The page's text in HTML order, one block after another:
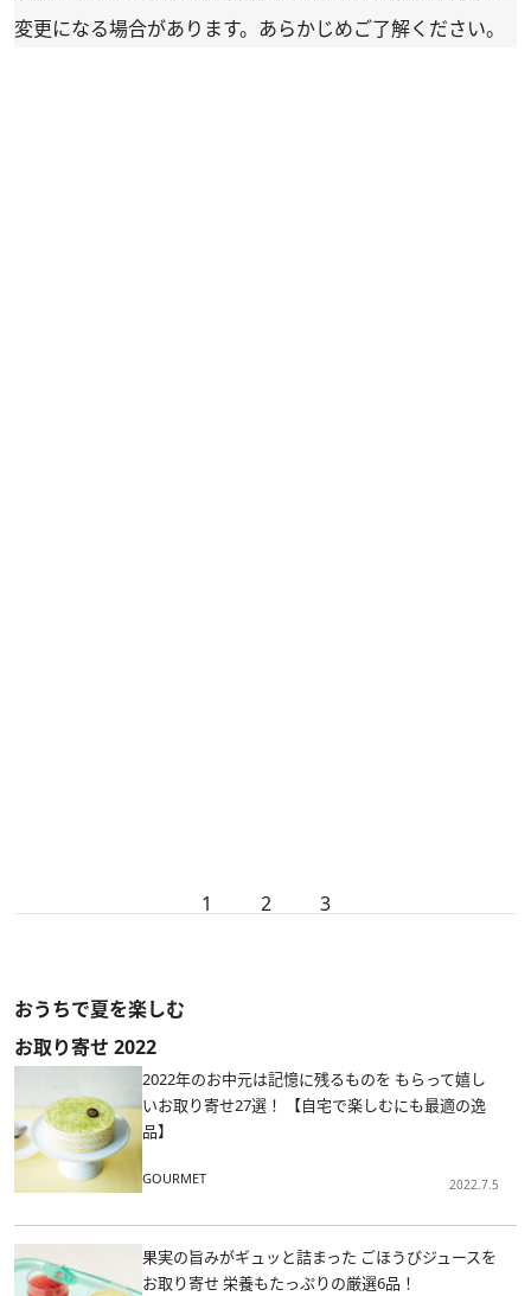
変更になる場合があります。あらかじめご了解ください。
1 2 3
おうちで夏を楽しむ
お取り寄せ 2022
2022年のお中元は記憶に残るものを もらって嬉し
いお取り寄せ27選！ 【自宅で楽しむにも最適の逸
品】
GOURMET 2022.7.5
果実の旨みがギュッと詰まった ごほうびジュースを
お取り寄せ 栄養もたっぷりの厳選6品！